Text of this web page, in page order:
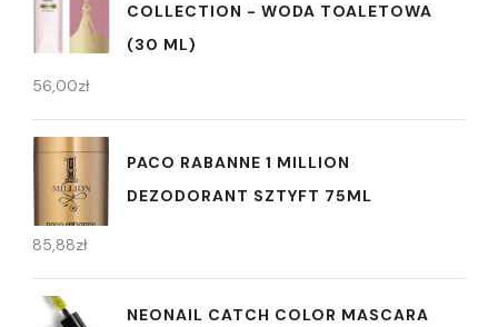
COLLECTION - WODA TOALETOWA
(30 ML)
56,00zł
PACO RABANNE 1 MILLION
DEZODORANT SZTYFT 75ML
85,88zł
NEONAIL CATCH COLOR MASCARA